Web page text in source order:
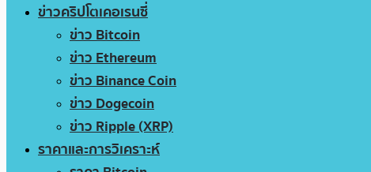
ข่าวคริปโตเคอเรนซี่
ข่าว Bitcoin
ข่าว Ethereum
ข่าว Binance Coin
ข่าว Dogecoin
ข่าว Ripple (XRP)
ราคาและการวิเคราะห์